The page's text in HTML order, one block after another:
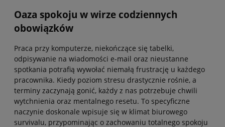
Oaza spokoju w wirze codziennych
obowiązków
Praca przy komputerze, niekończące się tabelki,
odpisywanie na wiadomości e-mail oraz nieustanne
spotkania potrafią wywołać niemałą frustrację u każdego
pracownika. Kiedy poziom stresu drastycznie rośnie, a
terminy zaczynają gonić, każdy z nas potrzebuje chwili
wytchnienia oraz mentalnego resetu. To specyficzne
naczynie doskonale wpisuje się w klimat biurowego
survivalu, przypominając o zachowaniu totalnego spokoju